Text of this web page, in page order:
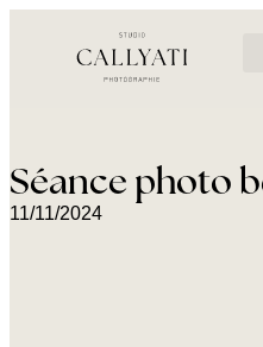
Séance photo
11/11/2024